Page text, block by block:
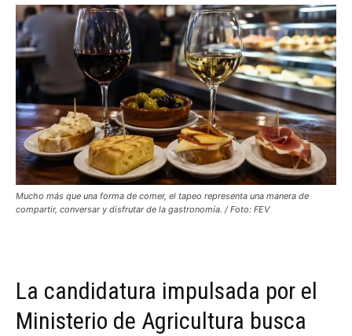
Mucho más que una forma de comer, el tapeo representa una manera de
compartir, conversar y disfrutar de la gastronomía. / Foto: FEV
La candidatura impulsada por el
Ministerio de Agricultura busca